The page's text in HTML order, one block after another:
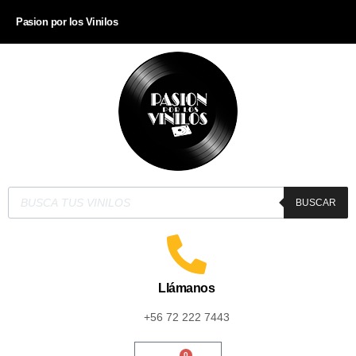
Pasion por los Vinilos
BUSCAR
Llámanos
+56 72 222 7443